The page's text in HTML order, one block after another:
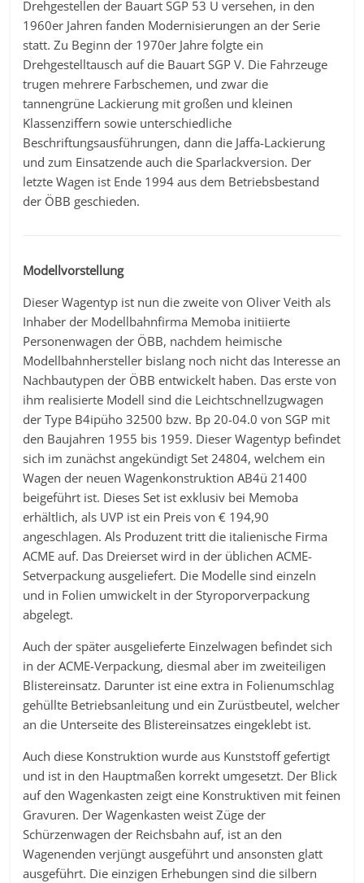
Drehgestellen der Bauart SGP 53 U versehen, in den
1960er Jahren fanden Modernisierungen an der Serie
statt. Zu Beginn der 1970er Jahre folgte ein
Drehgestelltausch auf die Bauart SGP V. Die Fahrzeuge
trugen mehrere Farbschemen, und zwar die
tannengrüne Lackierung mit großen und kleinen
Klassenziffern sowie unterschiedliche
Beschriftungsausführungen, dann die Jaffa-Lackierung
und zum Einsatzende auch die Sparlackversion. Der
letzte Wagen ist Ende 1994 aus dem Betriebsbestand
der ÖBB geschieden.
Modellvorstellung
Dieser Wagentyp ist nun die zweite von Oliver Veith als
Inhaber der Modellbahnfirma Memoba initiierte
Personenwagen der ÖBB, nachdem heimische
Modellbahnhersteller bislang noch nicht das Interesse an
Nachbautypen der ÖBB entwickelt haben. Das erste von
ihm realisierte Modell sind die Leichtschnellzugwagen
der Type B4ipüho 32500 bzw. Bp 20-04.0 von SGP mit
den Baujahren 1955 bis 1959. Dieser Wagentyp befindet
sich im zunächst angekündigt Set 24804, welchem ein
Wagen der neuen Wagenkonstruktion AB4ü 21400
beigeführt ist. Dieses Set ist exklusiv bei Memoba
erhältlich, als UVP ist ein Preis von € 194,90
angeschlagen. Als Produzent tritt die italienische Firma
ACME auf. Das Dreierset wird in der üblichen ACME-
Setverpackung ausgeliefert. Die Modelle sind einzeln
und in Folien umwickelt in der Styroporverpackung
abgelegt.
Auch der später ausgelieferte Einzelwagen befindet sich
in der ACME-Verpackung, diesmal aber im zweiteiligen
Blistereinsatz. Darunter ist eine extra in Folienumschlag
gehüllte Betriebsanleitung und ein Zurüstbeutel, welcher
an die Unterseite des Blistereinsatzes eingeklebt ist.
Auch diese Konstruktion wurde aus Kunststoff gefertigt
und ist in den Hauptmaßen korrekt umgesetzt. Der Blick
auf den Wagenkasten zeigt eine Konstruktiven mit feinen
Gravuren. Der Wagenkasten weist Züge der
Schürzenwagen der Reichsbahn auf, ist an den
Wagenenden verjüngt ausgeführt und ansonsten glatt
ausgeführt. Die einzigen Erhebungen sind die silbern